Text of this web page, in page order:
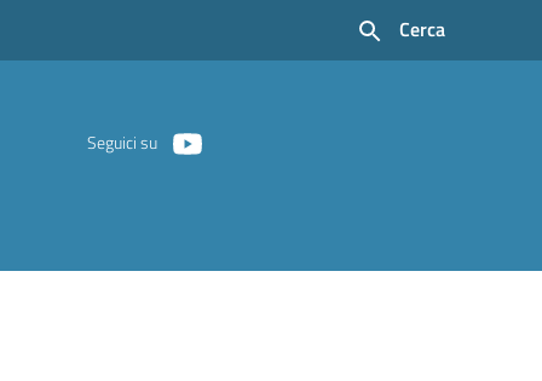
Cerca
Seguici su